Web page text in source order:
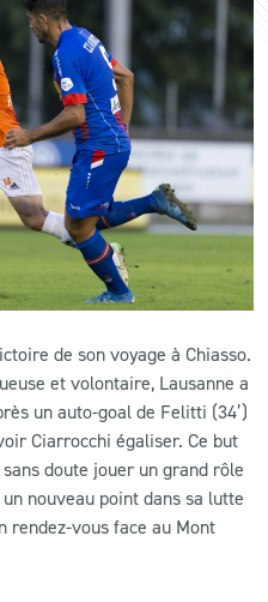
de son voyage à Chiasso.
et volontaire, Lausanne a
un auto-goal de Felitti (34’)
Ciarrocchi égaliser. Ce but
doute jouer un grand rôle
nouveau point dans sa lutte
rendez-vous face au Mont